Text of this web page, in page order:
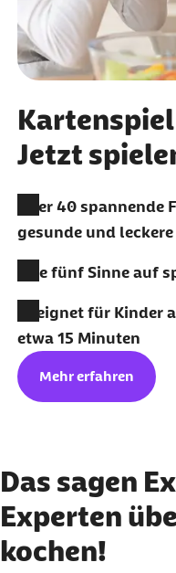
Jetzt
Über 40 spannende
gesunde und
Alle fünf Sinne auf
Geeignet für Kinder
etwa 15 Minuten
Mehr erfahren
Das sagen
Experten
kochen!